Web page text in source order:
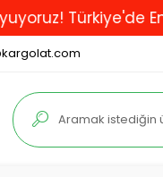
En İyi